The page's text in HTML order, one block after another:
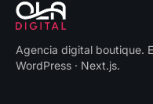
Agencia digital boutique.
WordPress · Next.js.